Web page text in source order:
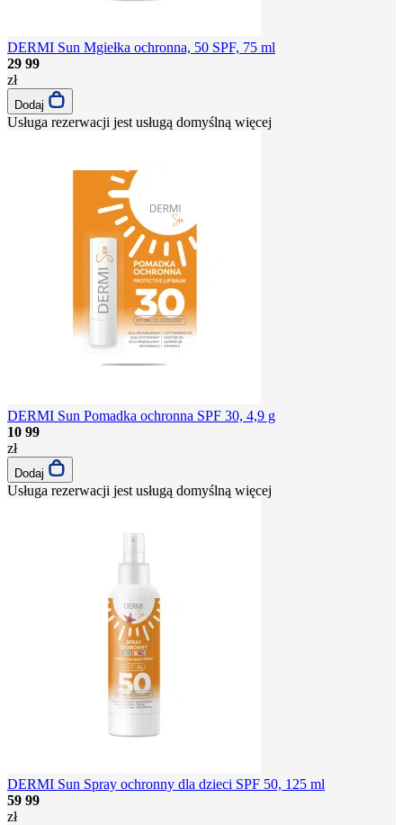
DERMI Sun Mgiełka ochronna, 50 SPF, 75 ml
29 99
zł
Dodaj
Usługa rezerwacji jest usługą domyślną więcej
DERMI Sun Pomadka ochronna SPF 30, 4,9 g
10 99
zł
Dodaj
Usługa rezerwacji jest usługą domyślną więcej
DERMI Sun Spray ochronny dla dzieci SPF 50, 125 ml
59 99
zł